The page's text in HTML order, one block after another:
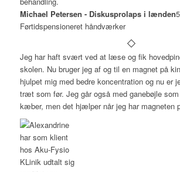
Michael Petersen - Diskusprolaps i lænden
Førtidspensioneret håndværker
Jeg har haft svært ved at læse og fik
skolen. Nu bruger jeg af og til en magnet på
hjulpet mig med bedre koncentration og nu er
træt som før. Jeg går også med ganebøjle
kæber, men det hjælper når jeg har magneten